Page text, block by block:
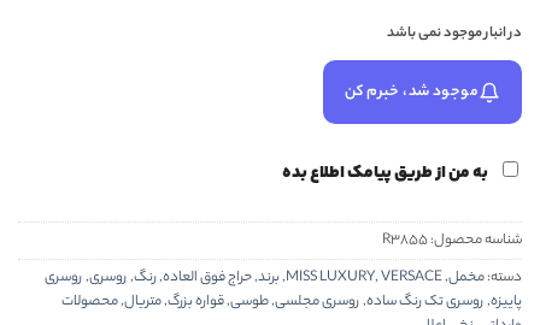
در انبار موجود نمی باشد
موجود شد، خبرم کن
به من از طریق پیامک اطلاع بده
شناسه محصول:R3855
دسته:مخمل,
MISS LUXURY,VERSACE
,برند,حراج فوق العاده,رنگ,روسری,روسری
پاییزه,روسری تک رنگ ساده,روسری مجلسی,طوسی,قواره بزرگ,متریال,محصولات